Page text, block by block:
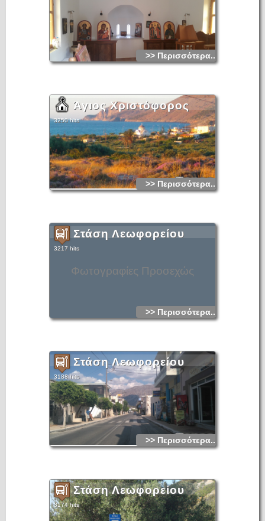
>> Περισσότερα...
Άγιος Χριστόφορος
3250 hits
>> Περισσότερα...
Φωτογραφίες Προσεχώς
Στάση Λεωφορείου
3217 hits
>> Περισσότερα...
Στάση Λεωφορείου
3188 hits
>> Περισσότερα...
Στάση Λεωφορείου
3174 hits